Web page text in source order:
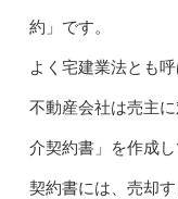
約」です。
よく宅建業法とも
不動産会社は売主
介契約書」を作成
契約書には、売却